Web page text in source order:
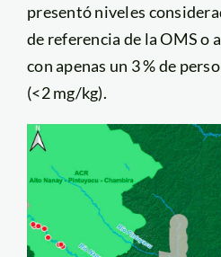
presentó niveles
de referencia de la OMS o
con apenas un 3 % de
(<2 mg/kg).